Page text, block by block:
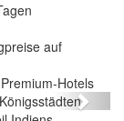
auf
Hotels
und
Next